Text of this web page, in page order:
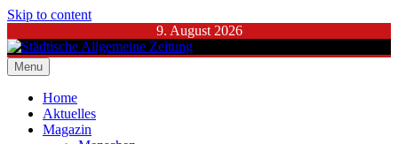
Skip to content
9. August 2026
Städtische Allgemeine Zeitung
Menu
Home
Aktuelles
Magazin